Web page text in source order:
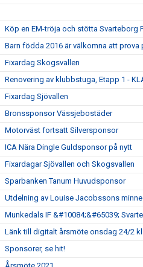
Köp en EM-tröja och stötta Svarteborg
Barn födda 2016 är välkomna att
Fixardag Skogsvallen
Renovering av klubbstuga, Etapp 1 -
Fixardag Sjövallen
Bronssponsor Vässjebostäder
Motorväst fortsatt Silversponsor
ICA Nära Dingle Guldsponsor på nytt
Fixardagar Sjövallen och Skogsvallen
Sparbanken Tanum Huvudsponsor
Utdelning av Louise Jacobssons
Munkedals IF &#10084;&#65039;
Länk till digitalt årsmöte onsdag 24/2
Sponsorer, se hit!